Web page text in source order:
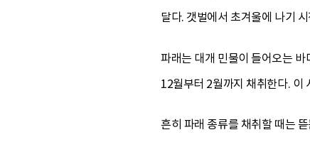
달다. 갯벌에서 초겨울에 나기
파래는 대개 민물이 들어오는
12월부터 2월까지 채취한다. 이
흔히 파래 종류를 채취할 때는